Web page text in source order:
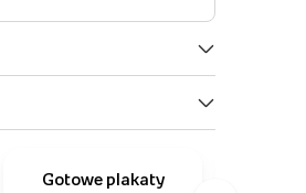
Gotowe plakaty